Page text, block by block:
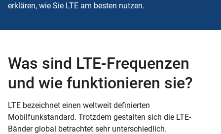
erklären, wie Sie LTE am besten nutzen.
Was sind LTE-Frequenzen
und wie funktionieren sie?
LTE bezeichnet einen weltweit definierten
Mobilfunkstandard. Trotzdem gestalten sich die LTE-
Bänder global betrachtet sehr unterschiedlich.